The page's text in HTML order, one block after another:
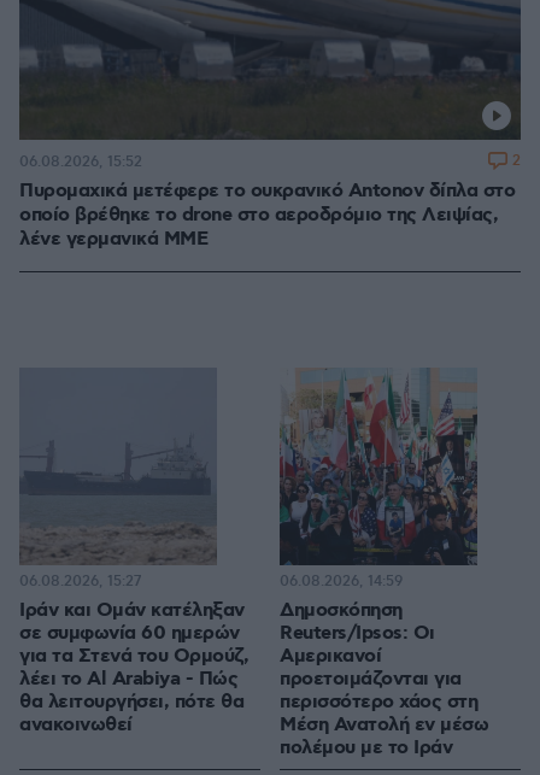
Πυρομαχικά μετέφερε το ουκρανικό Antonov δίπλα στο
οποίο βρέθηκε το drone στο αεροδρόμιο της Λειψίας,
λένε γερμανικά ΜΜΕ
06.08.2026, 15:52 2
Ιράν και Ομάν κατέληξαν
σε συμφωνία 60 ημερών
για τα Στενά του Ορμούζ,
λέει το Al Arabiya - Πώς
θα λειτουργήσει, πότε θα
ανακοινωθεί
06.08.2026, 15:27
Δημοσκόπηση
Reuters/Ipsos: Οι
Αμερικανοί
προετοιμάζονται για
περισσότερο χάος στη
Μέση Ανατολή εν μέσω
πολέμου με το Ιράν
06.08.2026, 14:59